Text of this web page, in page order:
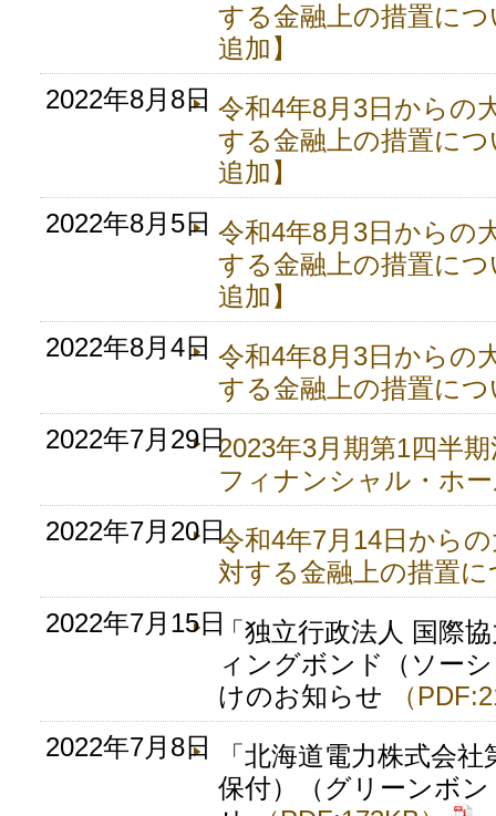
する金融上の措置に
追加】
2022年8月8日 令和4年8月3日からの
する金融上の措置に
追加】
2022年8月5日 令和4年8月3日からの
する金融上の措置に
追加】
2022年8月4日 令和4年8月3日からの
する金融上の措置に
2022年7月29日2023年3月期第1四半
フィナンシャル・ホ
2022年7月20日令和4年7月14日から
対する金融上の措置
2022年7月15日「独立行政法人 国際
ィングボンド（ソー
けのお知らせ
（
2022年7月8日
「北海道電力株式会
保付）（グリーンボ